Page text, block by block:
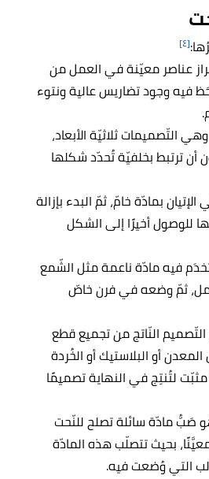
[٤]
عناصر معيّنة في العمل من
فيه وجود تضاريس عالية ونتوء
وهي التّصميمات ثلاثيّة الأبعاد،
أن ترتبط بخلفيّة تُحدّد شكلها
بمادّة خامّ، ثمّ البدء بإزالة
للوصول أخيرًا إلى الشكل
فيه مادّة ناعمة مثل الشّمع
ثمّ وضعه في فرن خاصّ
النّاتج من تجميع قطع
أو البلاستيك أو الخُردة
لتُنتِج في النهاية تصميمًا
صَبُّ مادّة سائلة تصلح للنّحت
بحيث تتصلّب هذه المادّة
التي وُضعت فيه.